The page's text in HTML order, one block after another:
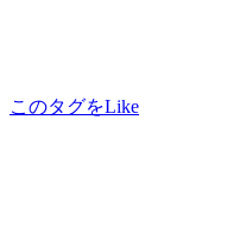
このタグをLike